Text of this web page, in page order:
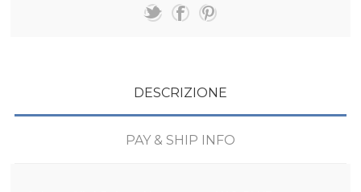
DESCRIZIONE
PAY & SHIP INFO